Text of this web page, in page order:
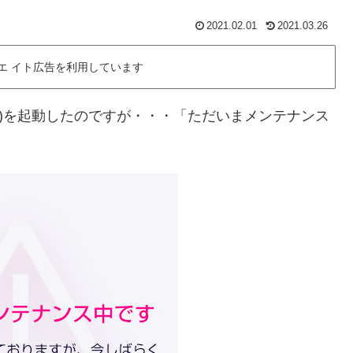
2021.02.01 2021.03.26
イト広告を利用しています
起動したのですが・・・「ただいまメンテナンス